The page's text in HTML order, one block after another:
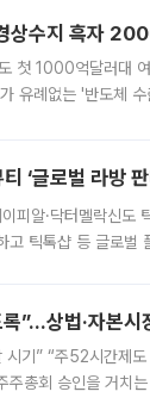
상수지 흑자
첫 1000억달러대
유례없는 '반도체
‘글로벌 라방 판
피알·닥터멜락신도
틱톡샵 등 글로벌
”…상법·자본시
기” “주52시간제
총회 승인을 거치